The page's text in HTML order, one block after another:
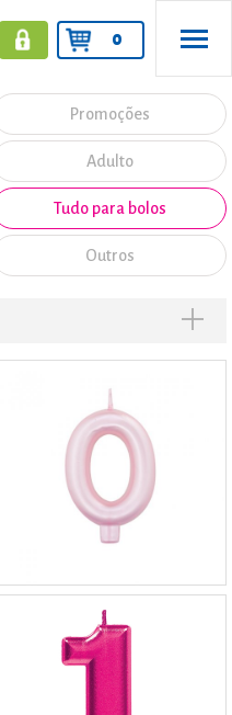
0
Promoções
Adulto
Tudo para bolos
Outros